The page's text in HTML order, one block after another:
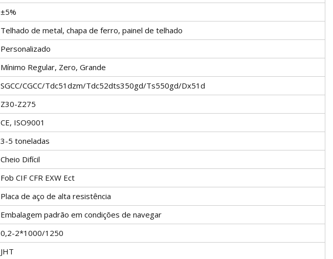
±5%
Telhado de metal, chapa de ferro, painel de telhado
Personalizado
Mínimo Regular, Zero, Grande
SGCC/CGCC/Tdc51dzm/Tdc52dts350gd/Ts550gd/Dx51d
Z30-Z275
CE, ISO9001
3-5 toneladas
Cheio Difícil
Fob CIF CFR EXW Ect
Placa de aço de alta resistência
Embalagem padrão em condições de navegar
0,2-2*1000/1250
JHT